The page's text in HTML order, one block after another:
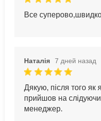
Все
Наталія 7 дней назад
Дякую, після того як
прийшов на
менеджер.